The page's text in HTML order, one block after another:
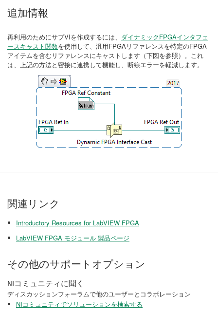
追加情報
再利用のためにサブVIを作成するには、 ダイナミックFPGAインタフェ
ースキャスト関数を使用して、汎用FPGAリファレンスを特定のFPGA
アイテムを含むリファレンスにキャストします（下図を参照）。これ
は、上記の方法と密接に連携して機能し、断線エラーを軽減します。
関連リンク
Introductory Resources for LabVIEW FPGA
LabVIEW FPGA モジュール 製品ページ
その他のサポートオプション
NIコミュニティに聞く
ディスカッションフォーラムで他のユーザーとコラボレーション
NIコミュニティでソリューションを検索する